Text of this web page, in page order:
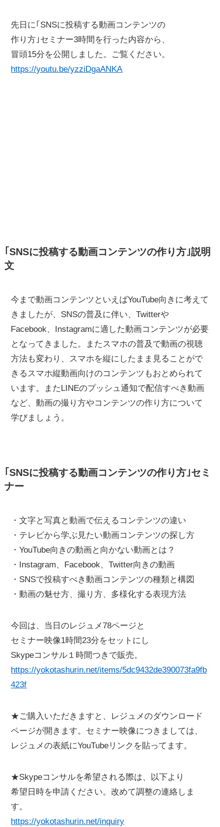
先日に｢SNSに投稿する動画コンテンツの
作り方｣セミナー3時間を行った内容から、
冒頭15分を公開しました。ご覧ください。
https://youtu.be/yzziDgaANKA
｢SNSに投稿する動画コンテンツの作り方｣説明
文
今まで動画コンテンツといえばYouTube向きに考えて
きましたが、SNSの普及に伴い、Twitterや
Facebook、Instagramに適した動画コンテンツが必要
となってきました。またスマホの普及で動画の視聴
方法も変わり、スマホを縦にしたまま見ることがで
きるスマホ縦動画向けのコンテンツもおとめられて
います。またLINEのプッシュ通知で配信すべき動画
など、動画の撮り方やコンテンツの作り方について
学びましょう。
｢SNSに投稿する動画コンテンツの作り方｣セミ
ナー
・文字と写真と動画で伝えるコンテンツの違い
・テレビから学ぶ見たい動画コンテンツの探し方
・YouTube向きの動画と向かない動画とは？
・Instagram、Facebook、Twitter向きの動画
・SNSで投稿すべき動画コンテンツの種類と構図
・動画の魅せ方、撮り方、多様化する表現方法
今回は、当日のレジュメ78ページと
セミナー映像1時間23分をセットにし
Skypeコンサル１時間つきで販売。
https://yokotashurin.net/items/5dc9432de390073fa9fb
423f
★ご購入いただきますと、レジュメのダウンロード
ページが開きます。セミナー映像につきましては、
レジュメの表紙にYouTubeリンクを貼ってます。
★Skypeコンサルを希望される際は、以下より
希望日時を申請ください。改めて調整の連絡しま
す。
https://yokotashurin.net/inquiry